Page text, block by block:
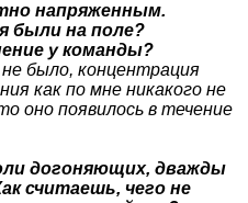
напряженным.
были на поле?
у команды?
было, концентрация
как по мне никакого не
оно появилось в течение
догоняющих, дважды
считаешь, чего не